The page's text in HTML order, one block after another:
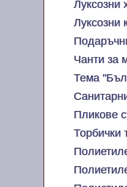
Луксозни
Луксозни
Чанти за
Тема
Пликове
Торбички